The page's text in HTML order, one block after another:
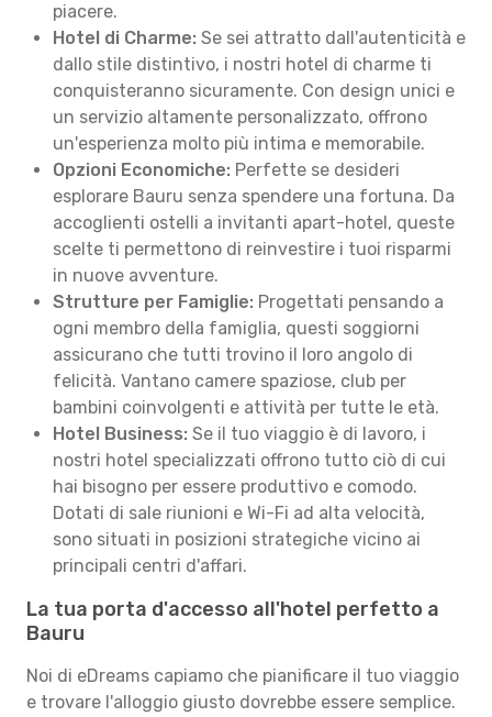
piacere.
Hotel di Charme: Se sei attratto dall'autenticità e
dallo stile distintivo, i nostri hotel di charme ti
conquisteranno sicuramente. Con design unici e
un servizio altamente personalizzato, offrono
un'esperienza molto più intima e memorabile.
Opzioni Economiche: Perfette se desideri
esplorare Bauru senza spendere una fortuna. Da
accoglienti ostelli a invitanti apart-hotel, queste
scelte ti permettono di reinvestire i tuoi risparmi
in nuove avventure.
Strutture per Famiglie: Progettati pensando a
ogni membro della famiglia, questi soggiorni
assicurano che tutti trovino il loro angolo di
felicità. Vantano camere spaziose, club per
bambini coinvolgenti e attività per tutte le età.
Hotel Business: Se il tuo viaggio è di lavoro, i
nostri hotel specializzati offrono tutto ciò di cui
hai bisogno per essere produttivo e comodo.
Dotati di sale riunioni e Wi-Fi ad alta velocità,
sono situati in posizioni strategiche vicino ai
principali centri d'affari.
La tua porta d'accesso all'hotel perfetto a
Bauru
Noi di eDreams capiamo che pianificare il tuo viaggio
e trovare l'alloggio giusto dovrebbe essere semplice.